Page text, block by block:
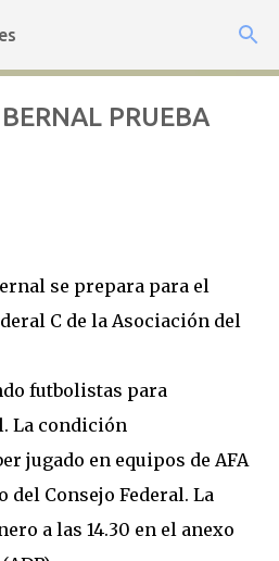
principal
PRUEBA
se prepara para el
C de la Asociación del
futbolistas para
La condición
jugado en equipos de AFA
del Consejo Federal. La
a las 14.30 en el anexo